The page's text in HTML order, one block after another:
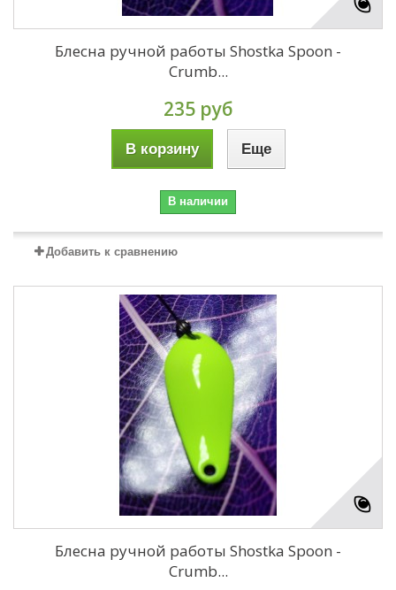
Блесна ручной работы Shostka Spoon -
Crumb...
235 руб
В корзину Еще
В наличии
Добавить к сравнению
Блесна ручной работы Shostka Spoon -
Crumb...